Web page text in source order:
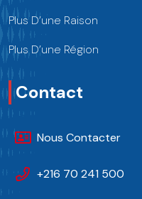
Plus D’une Raison
Plus D’une Région
Contact
Nous Contacter
+216 70 241 500